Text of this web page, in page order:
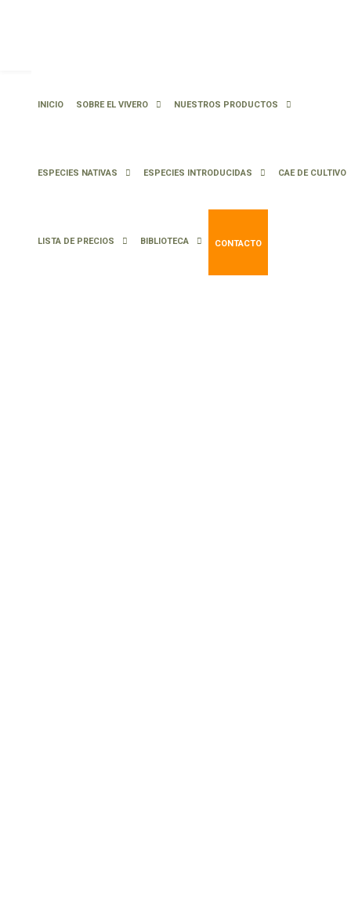
INICIO SOBRE EL VIVERO NUESTROS PRODUCTOS
ESPECIES NATIVAS ESPECIES INTRODUCIDAS CAE DE CULTIVO
LISTA DE PRECIOS BIBLIOTECA CONTACTO